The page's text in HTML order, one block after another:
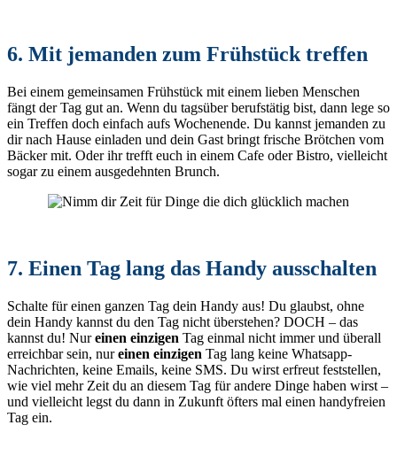
6. Mit jemanden zum Frühstück treffen
Bei einem gemeinsamen Frühstück mit einem lieben Menschen
fängt der Tag gut an. Wenn du tagsüber berufstätig bist, dann lege so
ein Treffen doch einfach aufs Wochenende. Du kannst jemanden zu
dir nach Hause einladen und dein Gast bringt frische Brötchen vom
Bäcker mit. Oder ihr trefft euch in einem Cafe oder Bistro, vielleicht
sogar zu einem ausgedehnten Brunch.
7. Einen Tag lang das Handy ausschalten
Schalte für einen ganzen Tag dein Handy aus! Du glaubst, ohne
dein Handy kannst du den Tag nicht überstehen? DOCH – das
kannst du! Nureinen einzigen Tag einmal nicht immer und überall
erreichbar sein, nureinen einzigen Tag lang keine Whatsapp-
Nachrichten, keine Emails, keine SMS. Du wirst erfreut feststellen,
wie viel mehr Zeit du an diesem Tag für andere Dinge haben wirst –
und vielleicht legst du dann in Zukunft öfters mal einen handyfreien
Tag ein.